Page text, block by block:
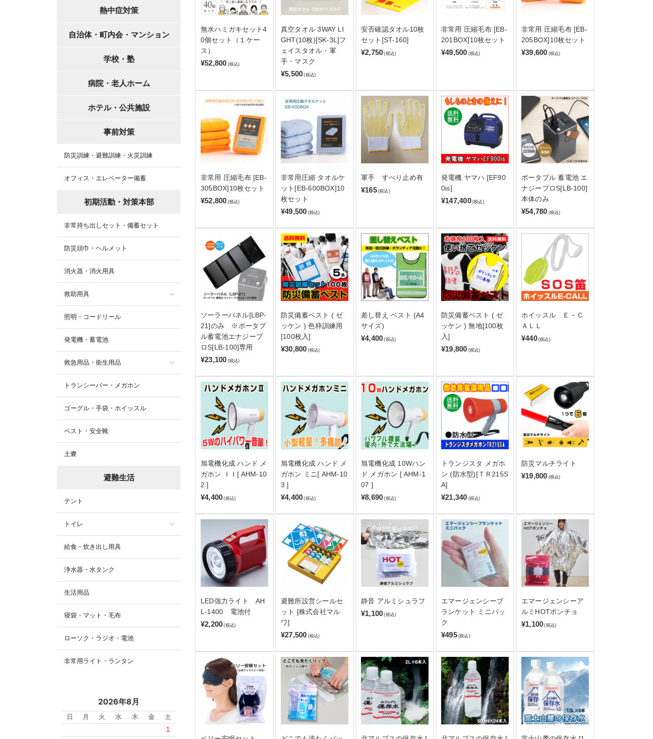
無水ハミガキセット4
0個セット（１ケー
ス）
¥52,800 (税込)
真空タオル 3WAY LI
GHT(10枚)[SK-3L]フ
ェイスタオル・軍
手・マスク
¥5,500 (税込)
安否確認タオル10枚
セット[ST-160]
¥2,750 (税込)
非常用 圧縮毛布 [EB-
201BOX]10枚セット
¥49,500 (税込)
非常用 圧縮毛布 [EB-
205BOX]10枚セット
¥39,600 (税込)
非常用 圧縮毛布 [EB-
305BOX]10枚セット
¥52,800 (税込)
非常用圧縮 タオルケ
ット[EB-600BOX]10
枚セット
¥49,500 (税込)
軍手 すべり止め有
¥165 (税込)
発電機 ヤマハ [EF90
0is]
¥147,400 (税込)
ポータブル 蓄電池 エ
ナジープロS[LB-100]
本体のみ
¥54,780 (税込)
ソーラーパネル[LBP-
21]のみ ※ポータブ
ル蓄電池エナジープ
ロS[LB-100]専用
¥23,100 (税込)
防災備蓄ベスト ( ゼ
ッケン ) 色枠訓練用
[100枚入]
¥30,800 (税込)
差し替え ベスト (A4
サイズ)
¥4,400 (税込)
防災備蓄ベスト ( ゼ
ッケン ) 無地[100枚
入]
¥19,800 (税込)
ホイッスル Ｅ－Ｃ
ＡＬＬ
¥440 (税込)
旭電機化成 ハンド メ
ガホン ＩＩ[ AHM-10
2 ]
¥4,400 (税込)
旭電機化成 ハンド メ
ガホン ミニ[ AHM-10
3 ]
¥4,400 (税込)
旭電機化成 10Wハン
ド メガホン [ AHM-1
07 ]
¥8,690 (税込)
トランジスタ メガホ
ン (防水型)[ＴＲ215S
A]
¥21,340 (税込)
防災マルチライト
¥19,800 (税込)
LED強力ライト AH
L-1400 電池付
¥2,200 (税込)
避難所設営シールセ
ット [株式会社マル
ワ]
¥27,500 (税込)
静音 アルミシュラフ
¥1,100 (税込)
エマージェンシーブ
ランケット ミニパッ
ク
¥495 (税込)
エマージェンシーア
ルミHOTポンチョ
¥1,100 (税込)
熱中症対策
自治体・町内会・マンション
学校・塾
病院・老人ホーム
ホテル・公共施設
事前対策
防災訓練・避難訓練・火災訓練
オフィス・エレベーター備蓄
初期活動・対策本部
非常持ち出しセット・備蓄セット
防災頭巾・ヘルメット
消火器・消火用具
救助用具
照明・コードリール
発電機・蓄電池
救急用品・衛生用品
トランシーバー・メガホン
ゴーグル・手袋・ホイッスル
ベスト・安全靴
土嚢
避難生活
テント
トイレ
給食・炊き出し用具
浄水器・水タンク
生活用品
寝袋・マット・毛布
ローソク・ラジオ・電池
非常用ライト・ランタン
2026年8月
日 月 火 水 木 金
土
1